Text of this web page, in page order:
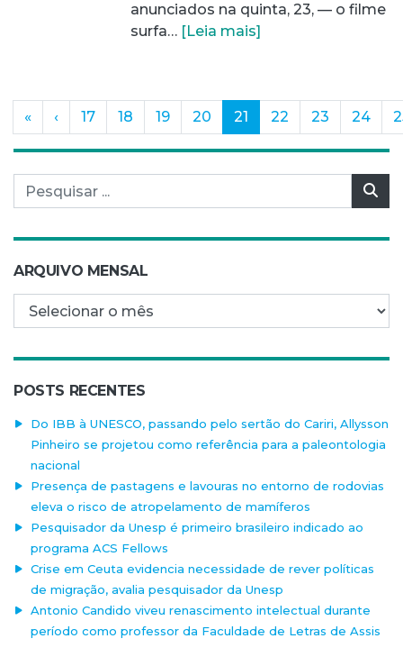
anunciados na quinta, 23, — o filme
surfa… [Leia mais]
« ‹ 17 18 19 20 21 (current)
22 23 24
Pesquisar por:
ARQUIVO MENSAL
Arquivo mensal
POSTS RECENTES
Do IBB à UNESCO, passando pelo sertão do Cariri, Allysson
Pinheiro se projetou como referência para a paleontologia
nacional
Presença de pastagens e lavouras no entorno de rodovias
eleva o risco de atropelamento de mamíferos
Pesquisador da Unesp é primeiro brasileiro indicado ao
programa ACS Fellows
Crise em Ceuta evidencia necessidade de rever políticas
de migração, avalia pesquisador da Unesp
Antonio Candido viveu renascimento intelectual durante
período como professor da Faculdade de Letras de Assis